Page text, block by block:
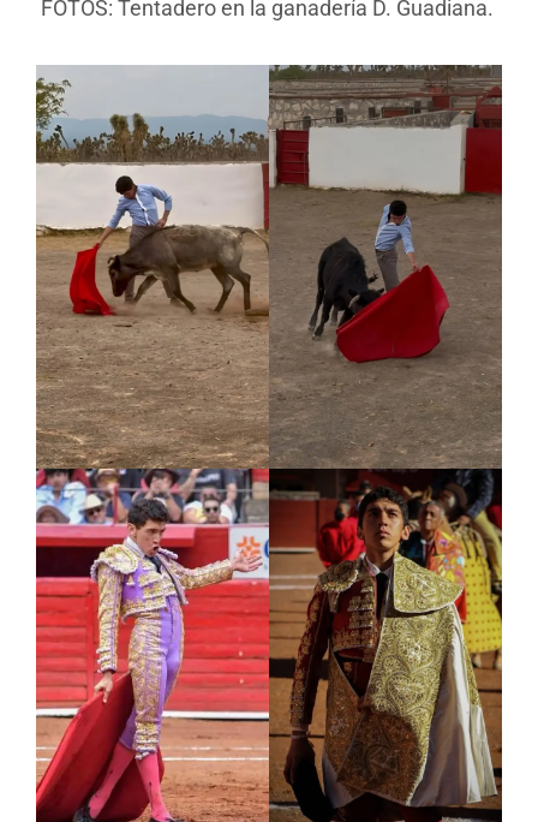
FOTOS: Tentadero en la ganadería D. Guadiana.